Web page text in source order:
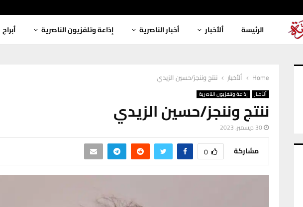
الرئيسة ألأخبار أخبار الناصرية إذاعة وتلفزيون الناصرية أبراج
Home ألأخبار ننتج وننجز/حسين الزيدي
ألأخبار إذاعة وتلفزيون الناصرية
ننتج وننجز/حسين الزيدي
30 ديسمبر، 2023
مشاركة 0